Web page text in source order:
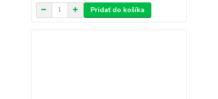
Pridať do košíka